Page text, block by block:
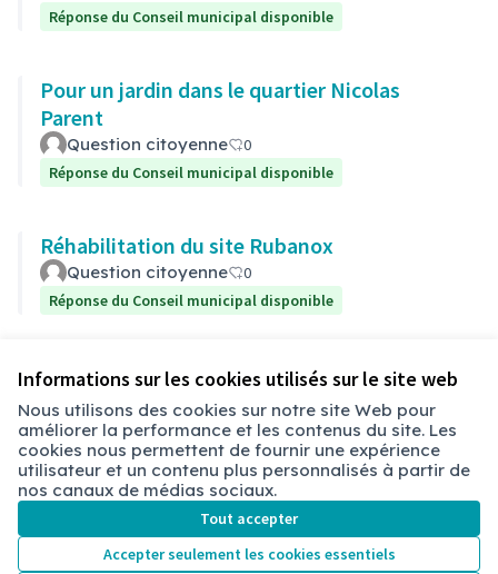
Informations sur les cookies utilisés sur le site web
Nous utilisons des cookies sur notre site Web pour
améliorer la performance et les contenus du site. Les
cookies nous permettent de fournir une expérience
utilisateur et un contenu plus personnalisés à partir de
nos canaux de médias sociaux.
Tout accepter
Accepter seulement les cookies essentiels
Réponse du Conseil municipal disponible
Pour un jardin dans le quartier Nicolas
Parent
Question citoyenne
0
Réponse du Conseil municipal disponible
Réhabilitation du site Rubanox
Question citoyenne
0
Réponse du Conseil municipal disponible
Conditions d'utilisation
Paramètres des cookies
Chambéry sur X
(Lien externe)
Chambéry sur Facebook
Chambéry sur Instagram